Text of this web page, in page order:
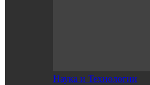
Наука и Технологии